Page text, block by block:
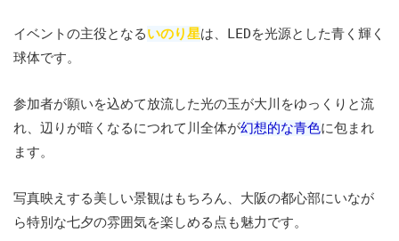
イベントの主役となるいのり星は、LEDを光源とした青く輝く
球体です。
参加者が願いを込めて放流した光の玉が大川をゆっくりと流
れ、辺りが暗くなるにつれて川全体が幻想的な青色に包まれ
ます。
写真映えする美しい景観はもちろん、大阪の都心部にいなが
ら特別な七夕の雰囲気を楽しめる点も魅力です。